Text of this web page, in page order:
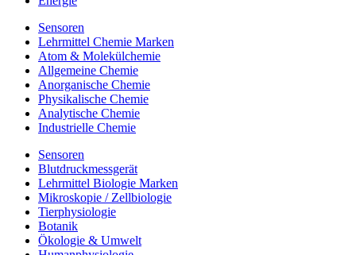
Sensoren
Lehrmittel Chemie Marken
Atom & Molekülchemie
Allgemeine Chemie
Anorganische Chemie
Physikalische Chemie
Analytische Chemie
Industrielle Chemie
Sensoren
Blutdruckmessgerät
Lehrmittel Biologie Marken
Mikroskopie / Zellbiologie
Tierphysiologie
Botanik
Ökologie & Umwelt